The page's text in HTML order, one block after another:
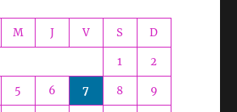
M J V S D
1 2
5 6 7 8 9